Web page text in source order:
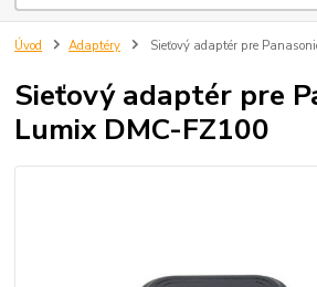
Úvod Adaptéry Sieťový adaptér pre
Sieťový adaptér pre
Lumix DMC-FZ100